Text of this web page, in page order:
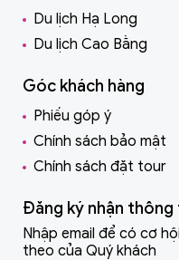
Du lịch Hạ Long
Du lịch Cao Bằng
Góc khách hàng
Phiếu góp ý
Chính sách bảo mật
Chính sách đặt tour
Đăng ký nhận thông
Nhập email để có cơ hội
theo của Quý khách